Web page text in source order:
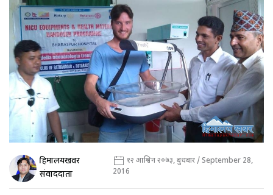
हिमालयखवर
संवाददाता
१२ आश्विन २०७३, बुधबार / September 28,
2016